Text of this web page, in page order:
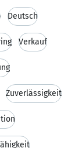
Deutsch
Verkauf
Zuverlässigkeit